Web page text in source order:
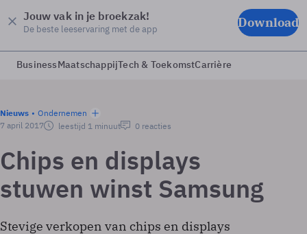
Jouw vak in je broekzak!
De beste leeservaring met de app Download
BusinessMaatschappijTech & ToekomstCarrière
Nieuws
Ondernemen
7 april 2017
leestijd 1 minuut 0 reacties
Chips en displays
stuwen winst Samsung
Stevige verkopen van chips en displays